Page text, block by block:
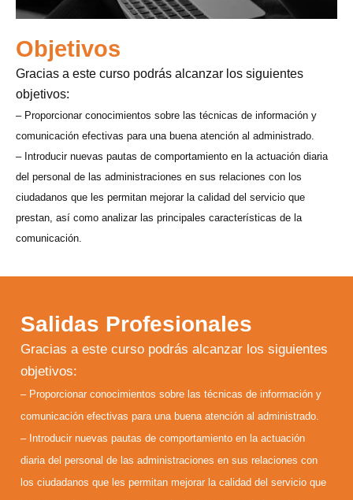
Objetivos
Gracias a este curso podrás alcanzar los siguientes
objetivos:
– Proporcionar conocimientos sobre las técnicas de información y
comunicación efectivas para una buena atención al administrado.
– Introducir nuevas pautas de comportamiento en la actuación diaria
del personal de las administraciones en sus relaciones con los
ciudadanos que les permitan mejorar la calidad del servicio que
prestan, así como analizar las principales características de la
comunicación.
Salidas Profesionales
Gracias a este curso podrás alcanzar los siguientes
objetivos:
– Proporcionar conocimientos sobre las técnicas de información y
comunicación efectivas para una buena atención al administrado.
– Introducir nuevas pautas de comportamiento en la actuación
diaria del personal de las administraciones en sus relaciones con
los ciudadanos que les permitan mejorar la calidad del servicio que